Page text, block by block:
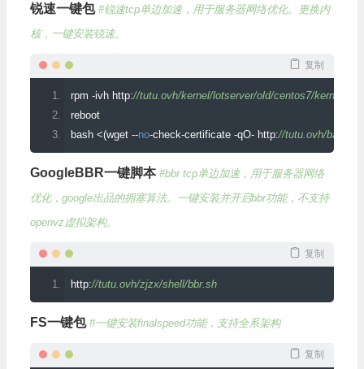
锐速一键包 #锐速tcp单边加速，用于服务器网络优化。更换内
核，一键安装锐速。
复制
rpm -ivh http://tutu.ovh/kernel/lotserver/old/centos7/kernel-
reboot
bash <(wget --no-check-certificate -qO- http://tutu.ovh/bash/
GoogleBBR一键脚本 #bbr tcp单边加速，用于服务器网络
优化，google出品的拥塞算法。一键安装并开启bbr功能，不支持
openvz虚拟架构。
复制
http://tutu.ovh/zjzx/shell/bbr.sh
FS一键包 #一键安装finalspeed功能，支持全系架构
复制